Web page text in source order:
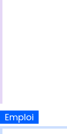
Emploi